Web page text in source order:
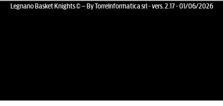
Legnano Basket Knights © – By TorreInformatica srl - vers. 2.17 - 01/06/2026